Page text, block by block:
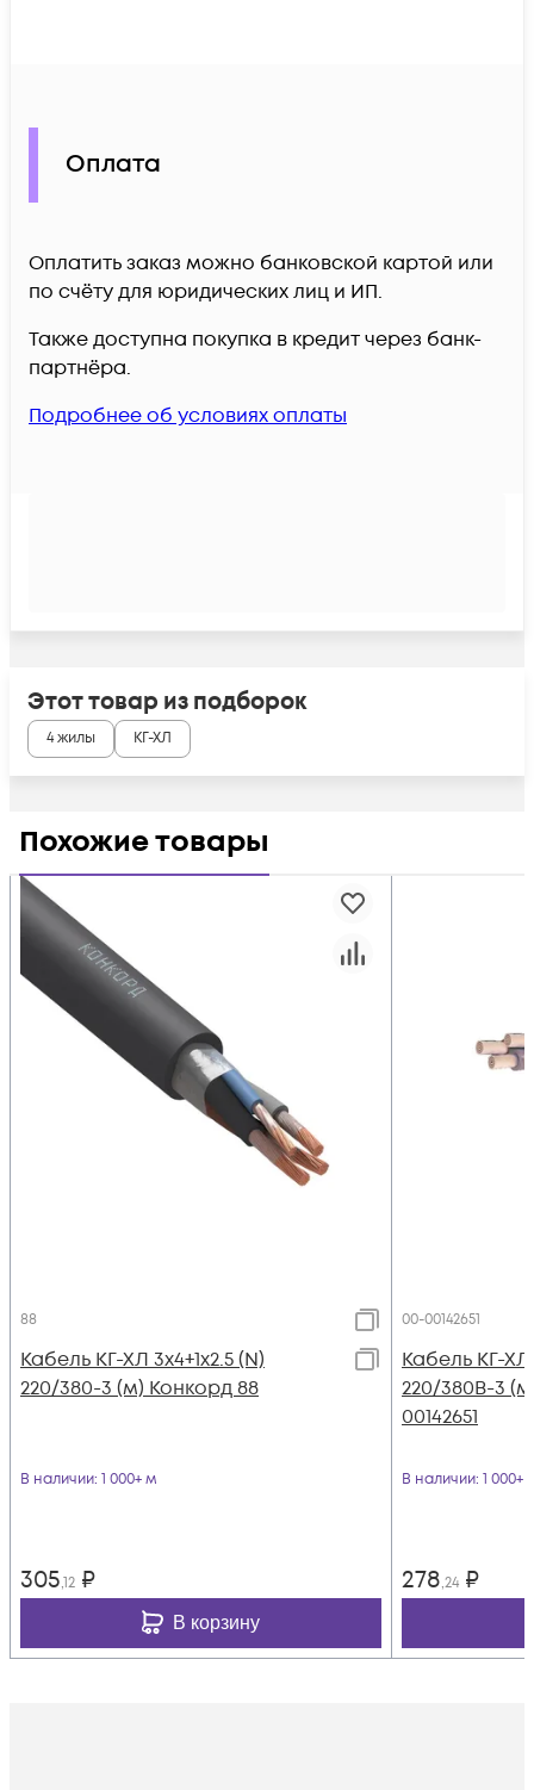
Оплата
Оплатить заказ можно банковской картой или
по счёту для юридических лиц и ИП.
Также доступна покупка в кредит через банк-
партнёра.
Подробнее об условиях оплаты
Этот товар из подборок
4 жилы КГ-ХЛ
Похожие товары
88
Кабель КГ-ХЛ 3х4+1х2.5 (N)
220/380-3 (м) Конкорд 88
В наличии: 1 000+ м
305,12 ₽
В корзину
00-00142651
Кабель КГ-ХЛ
220/380В-3
00142651
В наличии: 1 000+
278,24 ₽